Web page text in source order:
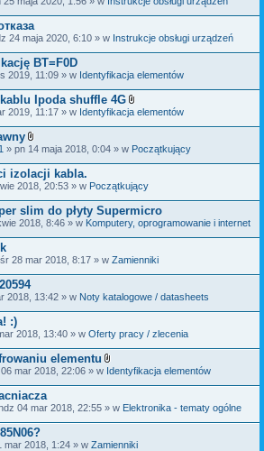
i
c
z
i
24 maja 2020, 6:10 » w Instrukcje obsługi urządzeń
BT=F0D
2019, 11:09 » w Identyfikacja elementów
Ipoda shuffle 4G
Z
ł
c
z
i
k
i
2019, 11:17 » w Identyfikacja elementów
Z
ł
ą
c
z
n
i
» pn 14 maja 2018, 0:04 » w Początkujący
izolacji kabla.
2018, 20:53 » w Początkujący
slim do płyty Supermicro
2018, 8:46 » w Komputery, oprogramowanie i internet
28 mar 2018, 8:17 » w Zamienniki
2018, 13:42 » w Noty katalogowe / datasheets
:)
2018, 13:40 » w Oferty pracy / zlecenia
elementu
Z
ł
c
z
i
mar 2018, 22:06 » w Identyfikacja elementów
04 mar 2018, 22:55 » w Elektronika - tematy ogólne
mar 2018, 1:24 » w Zamienniki